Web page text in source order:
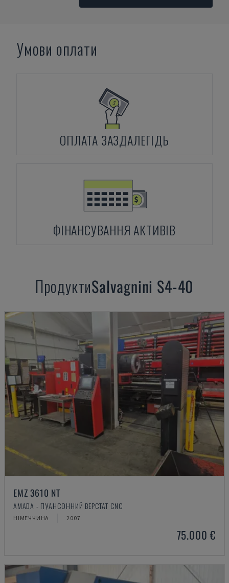
Умови оплати
ОПЛАТА ЗАЗДАЛЕГІДЬ
ФІНАНСУВАННЯ АКТИВІВ
ПродуктиSalvagnini S4-40
EMZ 3610 NT
AMADA - ПУАНСОННИЙ ВЕРСТАТ CNC
НІМЕЧЧИНА 2007
75.000 €